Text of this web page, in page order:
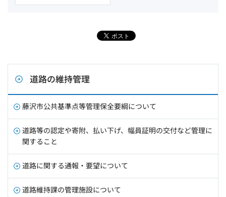
道路の維持管理
藤沢市公共基準点等管理保全要綱について
道路等の認定や寄附、払い下げ、幅員証明の交付など管理に
関すること
道路に関する通報・要望について
道路維持課の管理施設について